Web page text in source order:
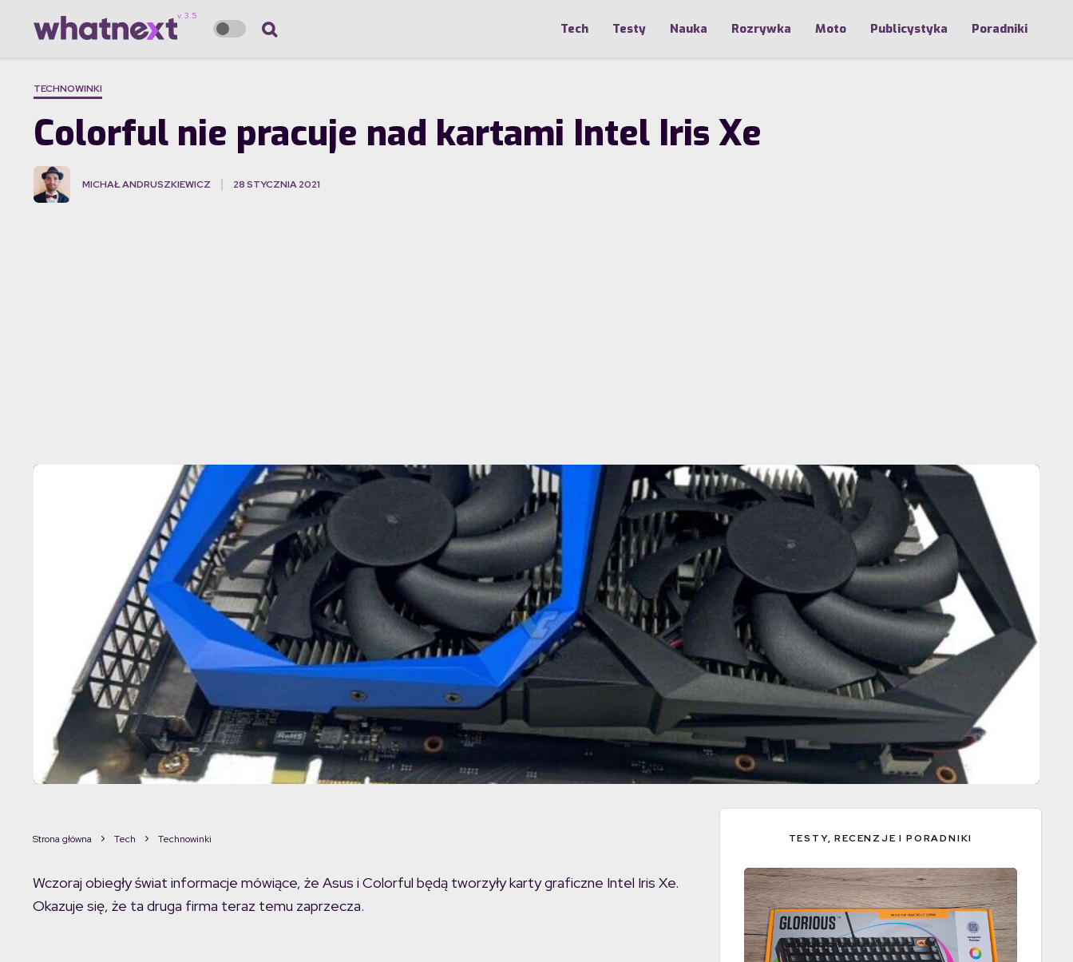
Tech Testy Nauka Rozrywka Moto Publicystyka Poradniki
TECHNOWINKI
Colorful nie pracuje nad kartami Intel Iris Xe
MICHAŁ ANDRUSZKIEWICZ 28 STYCZNIA 2021
Strona główna Tech Technowinki
Wczoraj obiegły świat informacje mówiące, że Asus i Colorful będą tworzyły karty graficzne Intel Iris Xe.
Okazuje się, że ta druga firma teraz temu zaprzecza.
TESTY, RECENZJE I PORADNIKI